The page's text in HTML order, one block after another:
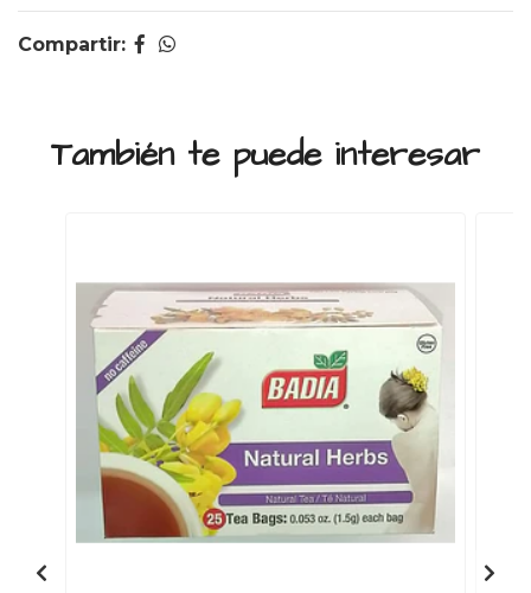
Compartir:
También te puede interesar